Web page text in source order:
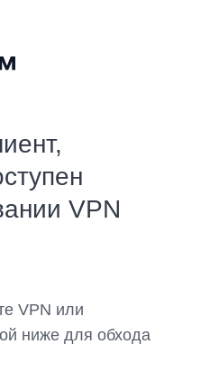
VPN
VPN или
ниже для обхода